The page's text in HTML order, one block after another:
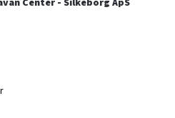
Center - Silkeborg ApS